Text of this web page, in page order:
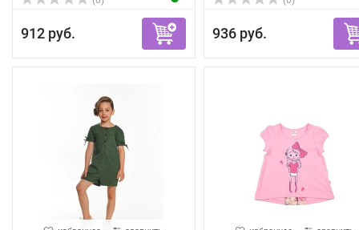
912 руб. 936 руб.